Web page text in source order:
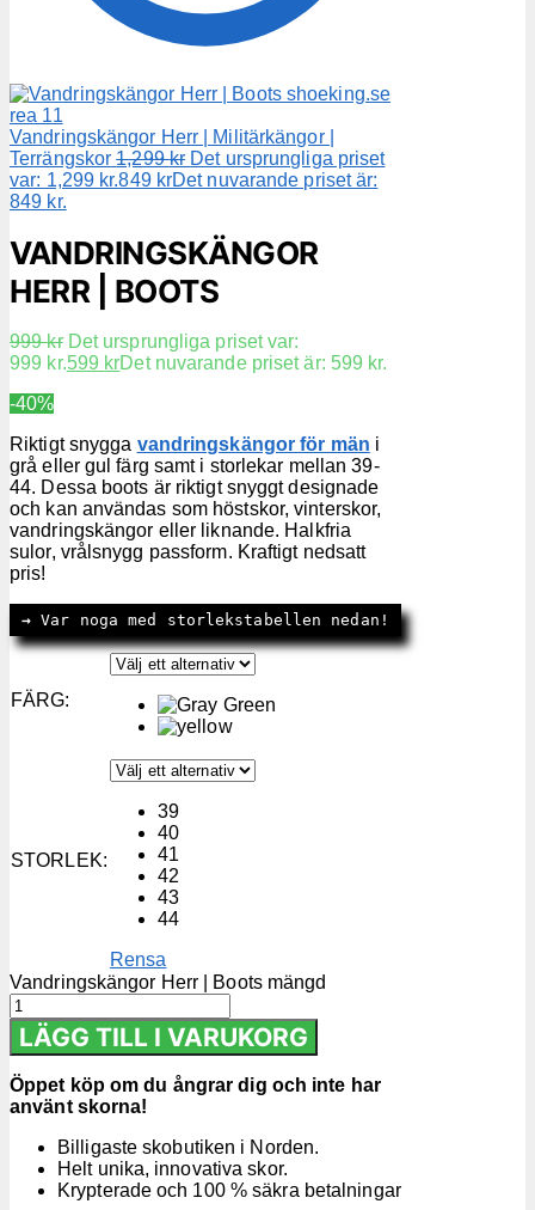
Vandringskängor Herr | Militärkängor |
Terrängskor 1,299kr Det ursprungliga priset
var: 1,299 kr.849 krDet nuvarande priset är:
849 kr.
VANDRINGSKÄNGOR
HERR | BOOTS
999kr Det ursprungliga priset var:
999 kr.599 krDet nuvarande priset är: 599 kr.
-40%
Riktigt snygga vandringskängor för män i
grå eller gul färg samt i storlekar mellan 39-
44. Dessa boots är riktigt snyggt designade
och kan användas som höstskor, vinterskor,
vandringskängor eller liknande. Halkfria
sulor, vrålsnygg passform. Kraftigt nedsatt
pris!
→ Var noga med storlekstabellen nedan!
FÄRG:
STORLEK:
39
40
41
42
43
44
Rensa
Vandringskängor Herr | Boots mängd
LÄGG TILL I VARUKORG
Öppet köp om du ångrar dig och inte har
använt skorna!
Billigaste skobutiken i Norden.
Helt unika, innovativa skor.
Krypterade och 100 % säkra betalningar